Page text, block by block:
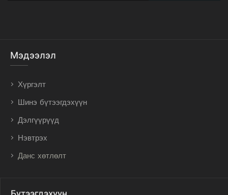
Мэдээлэл
Хүргэлт
Шинэ бүтээгдэхүүн
Дэлгүүрүүд
Нэвтрэх
Данс хөтлөлт